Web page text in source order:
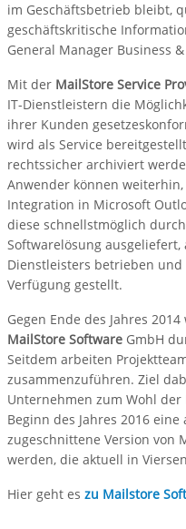
im Geschäftsbetrieb bleibt,
geschäftskritische
General Manager Business
Mit der MailStore Service
IT-Dienstleistern die
ihrer Kunden
wird als Service
rechtssicher archiviert
Anwender können
Integration in Microsoft
diese schnellstmöglich
Softwarelösung ausgeliefert,
Dienstleisters betrieben und
Verfügung gestellt.
Gegen Ende des Jahres
MailStore Software GmbH
Seitdem arbeiten
zusammenzuführen. Ziel
Unternehmen zum Wohl
Beginn des Jahres 2016
zugeschnittene Version von
werden, die aktuell in
Hier geht es zu Mailstore